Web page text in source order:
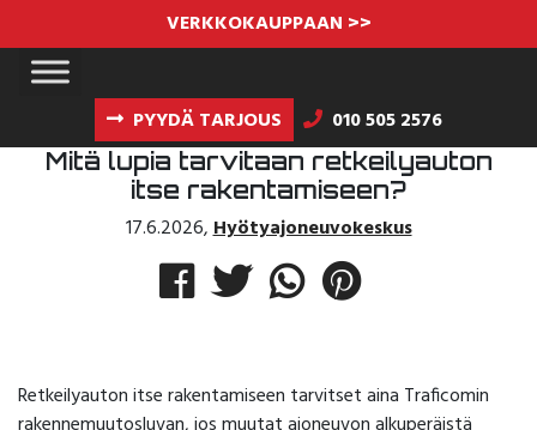
VERKKOKAUPPAAN >>
PYYDÄ TARJOUS 010 505 2576
Mitä lupia tarvitaan retkeilyauton
itse rakentamiseen?
17.6.2026,Hyötyajoneuvokeskus
Retkeilyauton itse rakentamiseen tarvitset aina Traficomin